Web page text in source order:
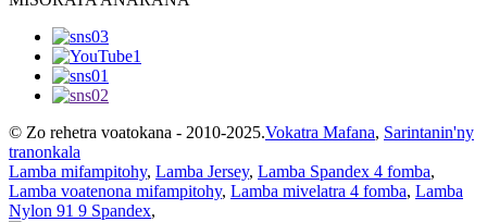
© Zo rehetra voatokana - 2010-2025.Vokatra Mafana, Sarintanin'ny
tranonkala
Lamba mifampitohy, Lamba Jersey, Lamba Spandex 4 fomba,
Lamba voatenona mifampitohy, Lamba mivelatra 4 fomba, Lamba
Nylon 91 9 Spandex,